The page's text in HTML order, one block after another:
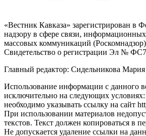
«Вестник Кавказа» зарегистрирован в
надзору в сфере связи,
массовых коммуникаций
Свидетельство о регистрации Эл №
Главный редактор: Сидельникова Мария
Использование информации с данного
исключительно на следующих условиях:
необходимо указывать ссылку на сайт
При использовании материалов
текстов. Текст должен копироваться в
Не допускается удаление ссылки на